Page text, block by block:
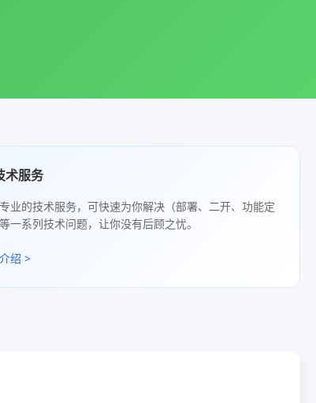
术服务
业的技术服务，可快速为你解决（部署、二开、功能定
一系列技术问题，让你没有后顾之忧。
绍 >